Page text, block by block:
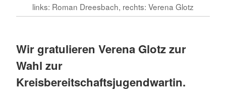
links: Roman Dreesbach, rechts: Verena Glotz
Wir gratulieren Verena Glotz zur
Wahl zur
Kreisbereitschaftsjugendwartin.